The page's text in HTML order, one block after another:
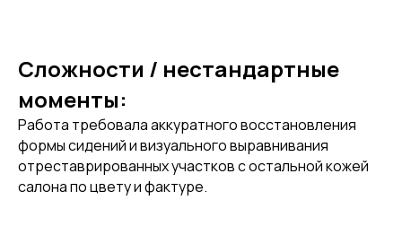
Сложности / нестандартные
моменты:
Работа требовала аккуратного восстановления
формы сидений и визуального выравнивания
отреставрированных участков с остальной кожей
салона по цвету и фактуре.